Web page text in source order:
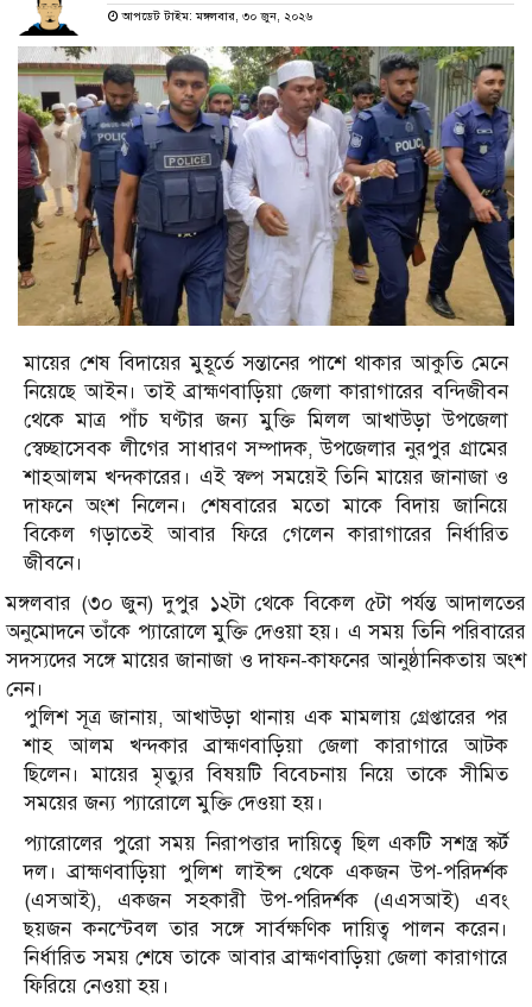
আপডেট টাইম: মঙ্গলবার, ৩০ জুন, ২০২৬
মায়ের শেষ বিদায়ের মুহূর্তে সন্তানের পাশে থাকার আকুতি মেনে
নিয়েছে আইন। তাই ব্রাহ্মণবাড়িয়া জেলা কারাগারের বন্দিজীবন
থেকে মাত্র পাঁচ ঘণ্টার জন্য মুক্তি মিলল আখাউড়া উপজেলা
স্বেচ্ছাসেবক লীগের সাধারণ সম্পাদক, উপজেলার নুরপুর গ্রামের
শাহআলম খন্দকারের। এই স্বল্প সময়েই তিনি মায়ের জানাজা ও
দাফনে অংশ নিলেন। শেষবারের মতো মাকে বিদায় জানিয়ে
বিকেল গড়াতেই আবার ফিরে গেলেন কারাগারের নির্ধারিত
জীবনে।
মঙ্গলবার (৩০ জুন) দুপুর ১২টা থেকে বিকেল ৫টা পর্যন্ত আদালতের
অনুমোদনে তাঁকে প্যারোলে মুক্তি দেওয়া হয়। এ সময় তিনি পরিবারের
সদস্যদের সঙ্গে মায়ের জানাজা ও দাফন-কাফনের আনুষ্ঠানিকতায় অংশ
নেন।
পুলিশ সূত্র জানায়, আখাউড়া থানায় এক মামলায় গ্রেপ্তারের পর
শাহ আলম খন্দকার ব্রাহ্মণবাড়িয়া জেলা কারাগারে আটক
ছিলেন। মায়ের মৃত্যুর বিষয়টি বিবেচনায় নিয়ে তাকে সীমিত
সময়ের জন্য প্যারোলে মুক্তি দেওয়া হয়।
প্যারোলের পুরো সময় নিরাপত্তার দায়িত্বে ছিল একটি সশস্ত্র স্কর্ট
দল। ব্রাহ্মণবাড়িয়া পুলিশ লাইন্স থেকে একজন উপ-পরিদর্শক
(এসআই), একজন সহকারী উপ-পরিদর্শক (এএসআই) এবং
ছয়জন কনস্টেবল তার সঙ্গে সার্বক্ষণিক দায়িত্ব পালন করেন।
নির্ধারিত সময় শেষে তাকে আবার ব্রাহ্মণবাড়িয়া জেলা কারাগারে
ফিরিয়ে নেওয়া হয়।